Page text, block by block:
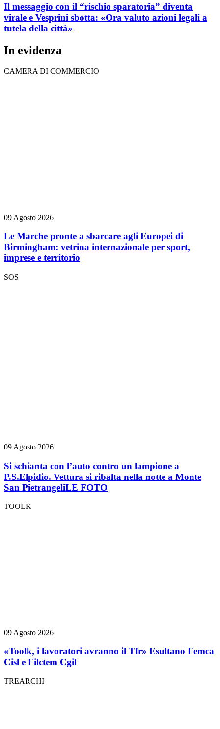
Il messaggio con il “rischio sparatoria” diventa
virale e Vesprini sbotta: «Ora valuto azioni legali a
tutela della città»
In evidenza
CAMERA DI COMMERCIO
09 Agosto 2026
Le Marche pronte a sbarcare agli Europei di
Birmingham: vetrina internazionale per sport,
imprese e territorio
SOS
09 Agosto 2026
Si schianta con l’auto contro un lampione a
P.S.Elpidio. Vettura si ribalta nella notte a Monte
San PietrangeliLE FOTO
TOOLK
09 Agosto 2026
«Toolk, i lavoratori avranno il Tfr» Esultano Femca
Cisl e Filctem Cgil
TREARCHI